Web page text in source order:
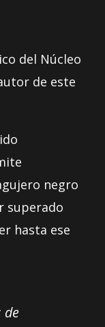
del Núcleo
de este
negro
superado
hasta ese
de